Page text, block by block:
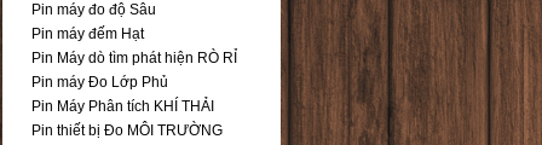
Pin máy đo độ Sâu
Pin máy đếm Hạt
Pin Máy dò tìm phát hiện RÒ RỈ
Pin máy Đo Lớp Phủ
Pin Máy Phân tích KHÍ THẢI
Pin thiết bị Đo MÔI TRƯỜNG